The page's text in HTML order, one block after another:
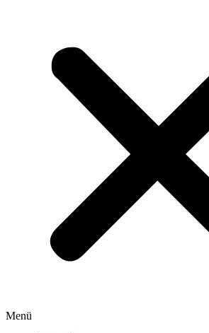
Hacklink panel
Hacklink panel
Hacklink panel
Hacklink panel
Menü